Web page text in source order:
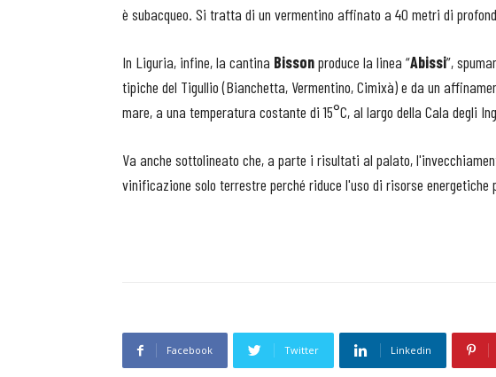
è subacqueo. Si tratta di un vermentino affinato a 40 metri di
In Liguria, infine, la cantina Bissonproduce la linea “Abissi”,
tipiche del Tigullio (Bianchetta, Vermentino, Cimixà) e da un
mare, a una temperatura costante di 15°C, al largo della Cala degli
Va anche sottolineato che, a parte i risultati al palato,
vinificazione solo terrestre perché riduce l'uso di risorse
Facebook Twitter Linkedin